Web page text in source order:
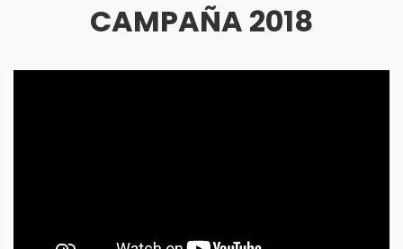
CAMPAÑA 2018